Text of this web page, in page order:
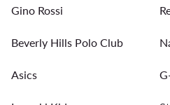
Gino Rossi
Beverly Hills Polo Club
Asics